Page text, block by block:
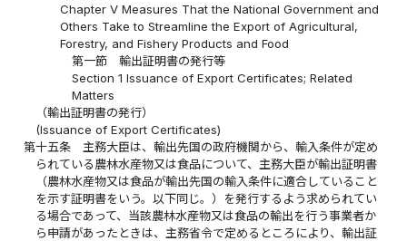
Chapter V Measures That the National Government and
Others Take to Streamline the Export of Agricultural,
Forestry, and Fishery Products and Food
第一節 輸出証明書の発行等
Section 1 Issuance of Export Certificates; Related
Matters
（輸出証明書の発行）
(Issuance of Export Certificates)
第十五条
主務大臣は、輸出先国の政府機関から、輸入条件が定め
られている農林水産物又は食品について、主務大臣が輸出証明書
（農林水産物又は食品が輸出先国の輸入条件に適合していること
を示す証明書をいう。以下同じ。）を発行するよう求められてい
る場合であって、当該農林水産物又は食品の輸出を行う事業者か
ら申請があったときは、主務省令で定めるところにより、輸出証